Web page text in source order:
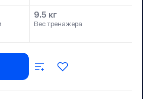
9.5 кг
Вес тренажера